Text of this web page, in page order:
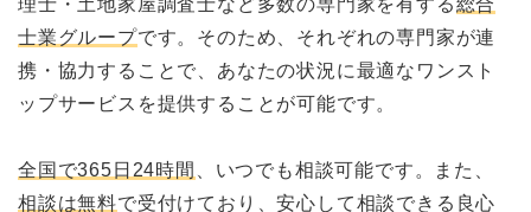
士業グループです。そのため、それぞれの専門家が連
携・協力することで、あなたの状況に最適なワンスト
ップサービスを提供することが可能です。
全国で365日24時間
、いつでも相談可能です。また、
相談は無料で受付けており、安心して相談できる良心